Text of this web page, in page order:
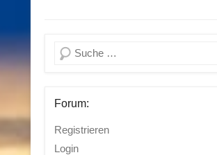
Suchen
Forum:
Registrieren
Login